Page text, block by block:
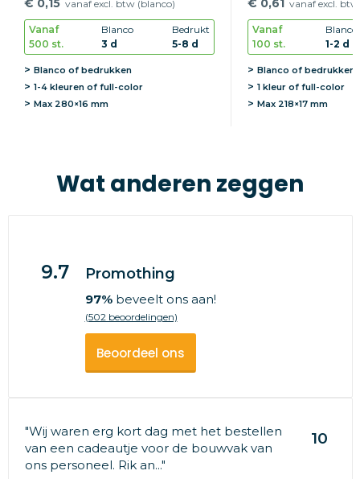
€ 0,15 vanaf excl. btw (blanco)
Vanaf
500 st.
Blanco
3 d
Bedrukt
5-8 d
Blanco of bedrukken
1-4 kleuren of full-color
Max 280×16 mm
€ 0,61 vanaf excl.
Vanaf
100 st.
Blanco
1-2 d
Blanco of bedrukken
1 kleur of full-color
Max 218×17 mm
Wat anderen zeggen
9.7 Promothing
97%beveelt ons aan!
(502 beoordelingen)
Beoordeel ons
"Wij waren erg kort dag met het bestellen
van een cadeautje voor de bouwvak van
ons personeel. Rik an..."
10